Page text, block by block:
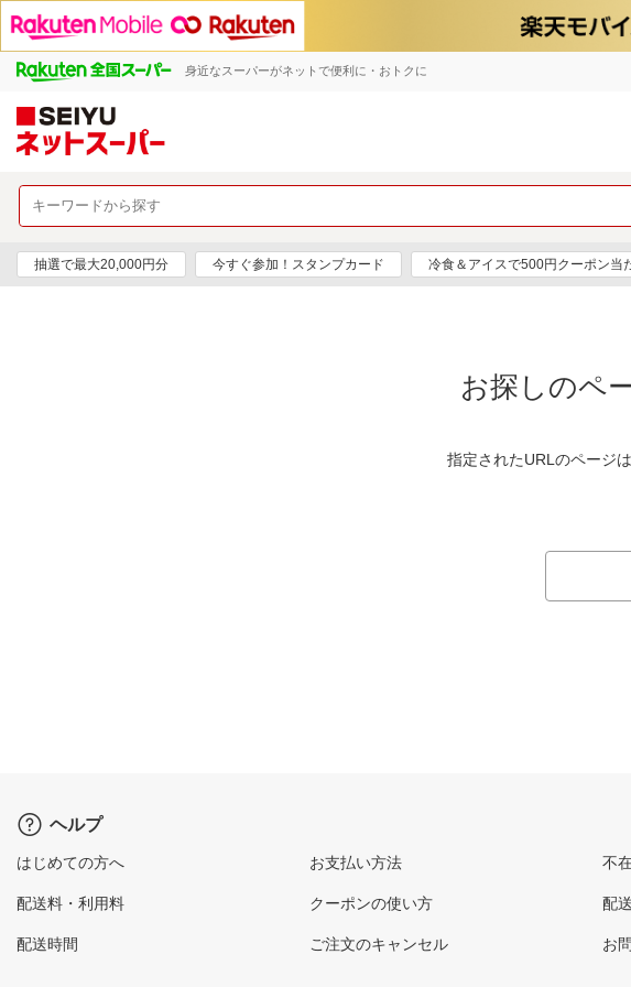
身近なスーパーがネットで便利に・おトクに
抽選で最大20,000円分 今すぐ参加！スタンプカード 冷食＆アイスで500円クーポン当
お探しのペ
指定されたURLのページ
ヘルプ
はじめての方へ
配送料・利用料
配送時間
お支払い方法
クーポンの使い方
ご注文のキャンセル
不
配
お